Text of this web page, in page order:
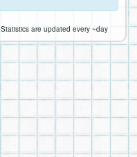
Statistics are updated every ~day